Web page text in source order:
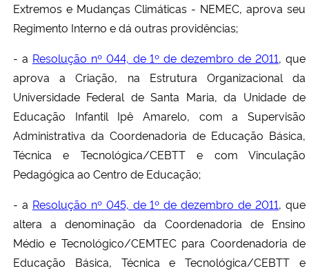
Extremos e Mudanças Climáticas - NEMEC, aprova seu
Regimento Interno e dá outras providências;
- a Resolução nº 044, de 1º de dezembro de 2011, que
aprova a Criação, na Estrutura Organizacional da
Universidade Federal de Santa Maria, da Unidade de
Educação Infantil Ipê Amarelo, com a Supervisão
Administrativa da Coordenadoria de Educação Básica,
Técnica e Tecnológica/CEBTT e com Vinculação
Pedagógica ao Centro de Educação;
- a Resolução nº 045, de 1º de dezembro de 2011, que
altera a denominação da Coordenadoria de Ensino
Médio e Tecnológico/CEMTEC para Coordenadoria de
Educação Básica, Técnica e Tecnológica/CEBTT e